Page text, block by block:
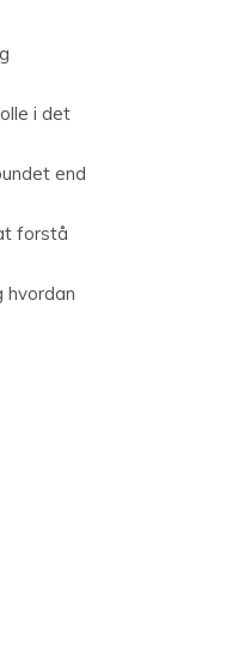
i det
end
forstå
hvordan